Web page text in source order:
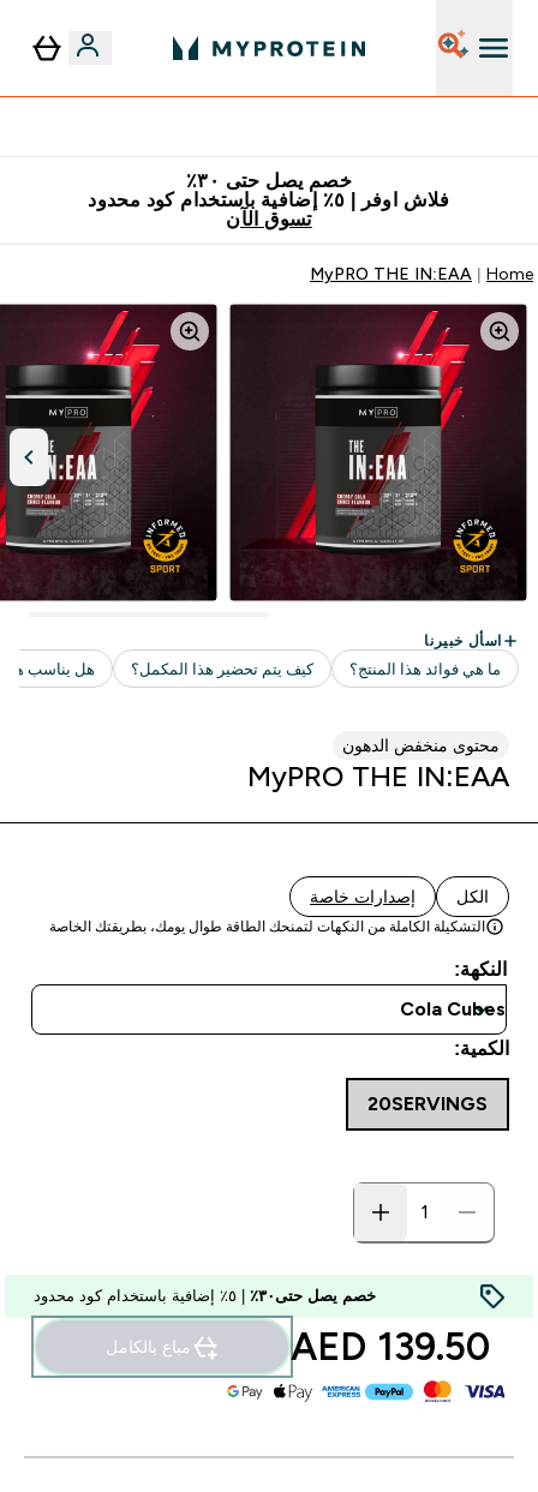
خصم يصل حتى ٣٠٪
فلاش اوفر | ٥٪ إضافية باستخدام كود محدود
تسوق الآن
Home
MyPRO THE IN:EAA
محتوى منخفض الدهون
MyPRO THE IN:EAA
الكل إصدارات خاصة
التشكيلة الكاملة من النكهات لتمنحك الطاقة طوال يومك، بطريقتك الخاصة
النكهة:
الكمية:
20SERVINGS
خصم يصل حتى٣٠٪
139.50 AED‎ مباع بالكامل